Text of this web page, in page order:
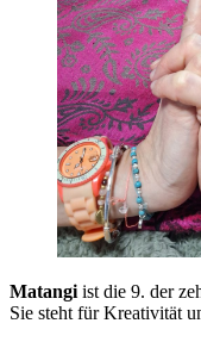
Matangiist die 9. der
Sie steht für Kreativität